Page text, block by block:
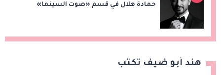
حمادة هلال في قسم «صوت السينما»
هند أبو ضيف تكتب